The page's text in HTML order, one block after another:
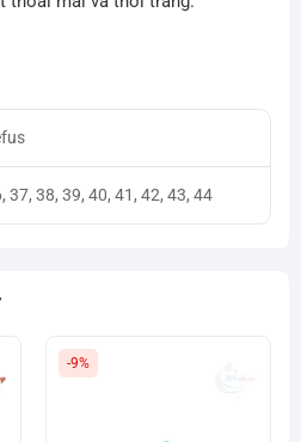
37, 38, 39, 40, 41, 42, 43, 44
-9%